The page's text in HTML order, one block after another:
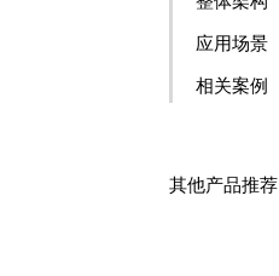
应用场景
相关案例
其他产品推荐